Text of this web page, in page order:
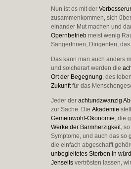
Nun ist es mit der
zusammenkommen, sich
einander Mut machen und
Opernbetrieb meist wenig
SängerInnen, Dirigenten,
Das kann man auch anders
und solcherart werden die
Ort der Begegnung, des
Zukunftfür das
Jeder derachtundzwanzig
zur Sache. DieAkademie
Gemeinwohl-Ökonomie, die
Werke der Barmherzigkeit,
Symptome, und auch das so
die einfach abgeschafft
unbegleitetes Sterben in
Jenseits vertrösten lassen,